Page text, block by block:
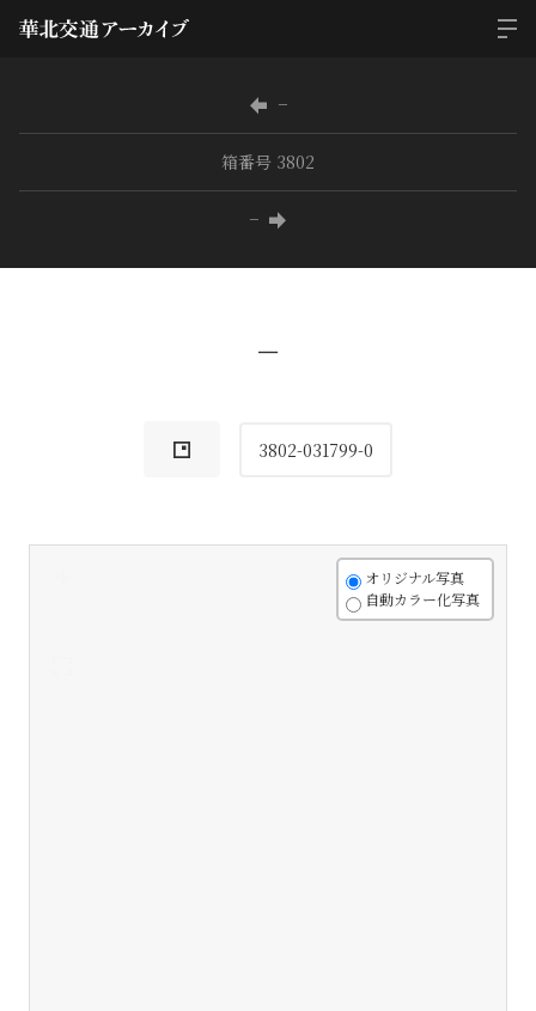
−
箱番号 3802
−
−
3802-031799-0
オリジナル写真
自動カラー化写真